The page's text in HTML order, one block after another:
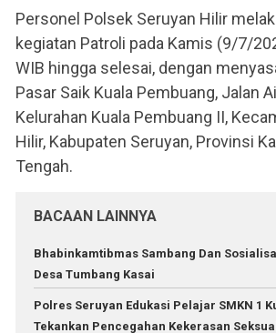
Personel Polsek Seruyan Hilir
kegiatan Patroli pada Kamis (9/7/
WIB hingga selesai, dengan
Pasar Saik Kuala Pembuang, Jalan
Kelurahan Kuala Pembuang II,
Hilir, Kabupaten Seruyan, Provinsi
Tengah.
BACAAN LAINNYA
Bhabinkamtibmas Sambang Dan
Desa Tumbang Kasai
Polres Seruyan Edukasi Pelajar SMKN 1
Tekankan Pencegahan Kekerasan